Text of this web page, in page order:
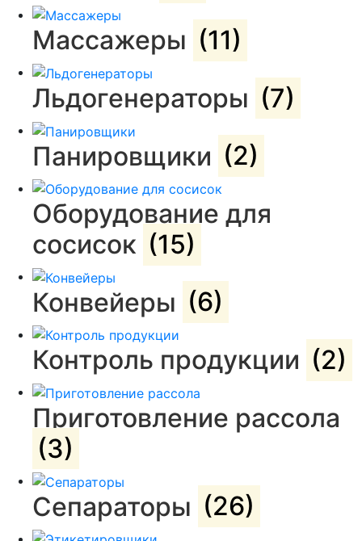
Массажеры (11)
Льдогенераторы (7)
Панировщики (2)
Оборудование для
сосисок (15)
Конвейеры (6)
Контроль продукции (2)
Приготовление рассола
(3)
Сепараторы (26)